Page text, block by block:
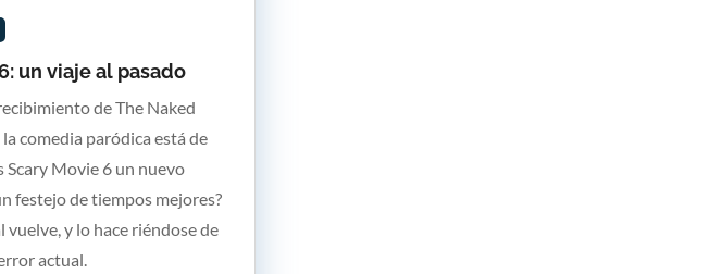
un viaje al pasado
de The Naked
comedia paródica está de
Scary Movie 6 un nuevo
festejo de tiempos mejores?
vuelve, y lo hace riéndose de
actual.